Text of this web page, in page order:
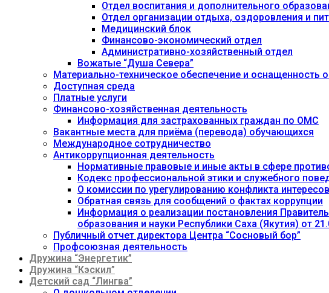
Отдел воспитания и дополнительного
Отдел организации отдыха, оздоровления и
Медицинский блок
Финансово-экономический отдел
Административно-хозяйственный отдел
Вожатые “Душа Севера”
Материально-техническое обеспечение и оснащенность
Доступная среда
Платные услуги
Финансово-хозяйственная деятельность
Информация для застрахованных граждан по ОМС
Вакантные места для приёма (перевода) обучающихся
Международное сотрудничество
Антикоррупционная деятельность
Нормативные правовые и иные акты в сфере
Кодекс профессиональной этики и служебного
О комиссии по урегулированию конфликта интересов
Обратная связь для сообщений о фактах коррупции
Информация о реализации постановления
образования и науки Республики Саха (Якутия) от
Публичный отчет директора Центра “Сосновый бор”
Профсоюзная деятельность
Дружина “Энергетик”
Дружина “Кэскил”
Детский сад “Лингва”